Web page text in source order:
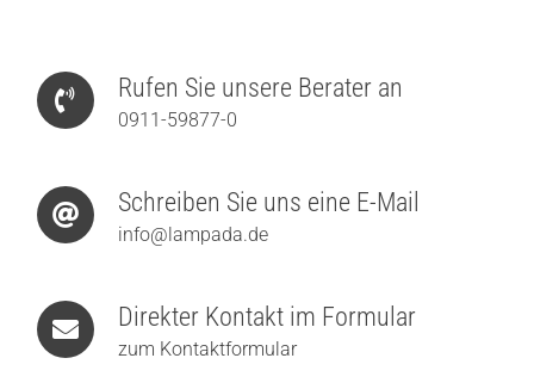
Rufen Sie unsere Berater an
0911-59877-0
Schreiben Sie uns eine E-Mail
info@lampada.de
Direkter Kontakt im Formular
zum Kontaktformular